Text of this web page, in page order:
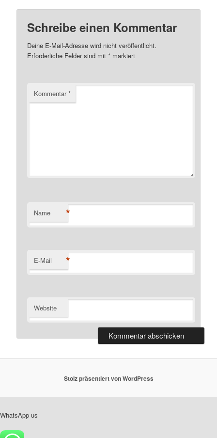
Schreibe einen Kommentar
Deine E-Mail-Adresse wird nicht veröffentlicht.
Erforderliche Felder sind mit* markiert
Kommentar*
Name *
E-Mail *
Website
Stolz präsentiert von WordPress
WhatsApp us